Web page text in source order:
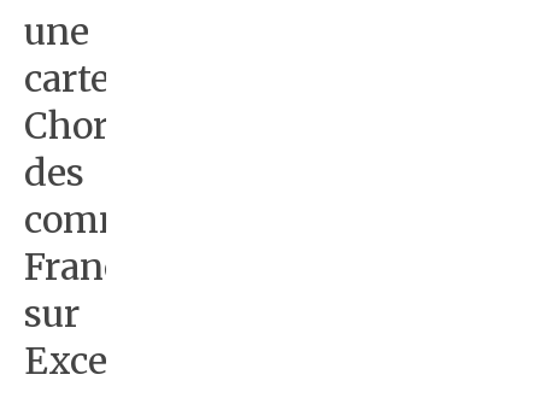
une
carte
Choroplèthe
des
communes
France
sur
Excel